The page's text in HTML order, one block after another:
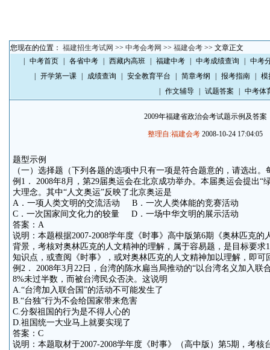
您现在的位置： 福建招生考试网 >> 中考会考网 >> 福建会考 >> 文章正文
中考首页 各省中考 西藏内高班 福建中考 中考成绩查询
中考
开学第一课 成绩查询 安全教育平台 简章考纲 报考指南
模
作文辅导 试题答案 中考体
2009年福建省政治会考试题示例及答案
整理自:福建会考 2008-10-24 17:04:05
题型示例
（一）选择题（下列各题的选项中只有一项是符合题意的，请选出。
例1． 2008年8月，第29届奥运会在北京成功举办。本届奥运会提出“
大理念。其中“人文奥运”反映了北京奥运是
A．一项人类文明的交流活动 B．一次人类体能的竞赛活动
C．一次国家间文化力的较量 D．一场中华文明的展示活动
答案：A
说明：本题根据2007-2008学年度《时事》高中版第6期《奥林匹克
背景，考核对奥林匹克的人文精神的理解，属于容易题，是目标要求
知识点，或查阅《时事》，或对奥林匹克的人文精神加以理解，即可
例2． 2008年3月22日，台湾的陈水扁当局推动的“以台湾名义加入联
8%未过半数，而被台湾民众否决。这说明
A.“台湾加入联合国”的活动不可能发生了
B.“台独”行为不会给国家带来危害
C.分裂祖国的行为是不得人心的
D.祖国统一大业马上就要实现了
答案：C
说明：本题取材于2007-2008学年度《时事》（高中版）第5期，考核